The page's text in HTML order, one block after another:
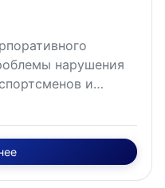
нарушения
и
влияние
нарушений
подходы к